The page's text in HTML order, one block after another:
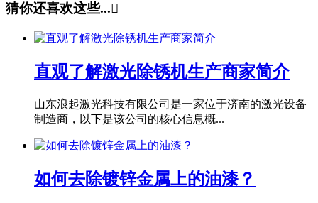
猜你还喜欢这些...
直观了解激光除锈机生产商家简介
山东浪起激光科技有限公司是一家位于济南的激光设备
制造商，以下是该公司的核心信息概...
如何去除镀锌金属上的油漆？